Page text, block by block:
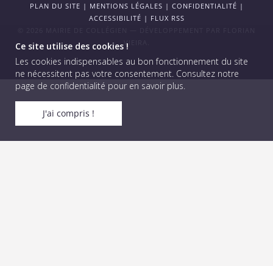
Ce site utilise des cookies !
Les cookies indispensables au bon fonctionnement du site
ne nécessitent pas votre consentement. Consultez notre
page de confidentialité pour en savoir plus.
J'ai compris !
PLAN DU SITE | MENTIONS LÉGALES | CONFIDENTIALITÉ |
ACCESSIBILITÉ | FLUX RSS
VIEIRA